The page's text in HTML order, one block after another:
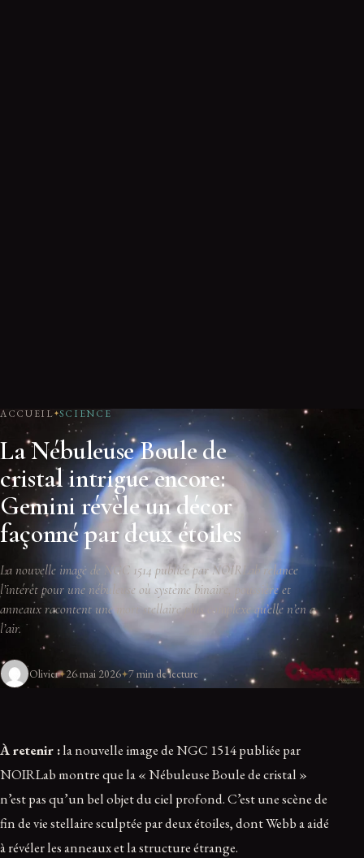
ACCUEIL SCIENCE
La Nébuleuse Boule de
cristal intrigue encore:
Gemini révèle un décor
façonné par deux étoiles
La nouvelle image de NGC 1514 publiée par NOIRLab relance
l’intérêt pour une nébuleuse où système binaire, poussière et
anneaux racontent une mort stellaire plus complexe qu’elle n’en a
l’air.
Olivier 26 mai 2026 7 min de lecture
À retenir :la nouvelle image de NGC 1514 publiée par
NOIRLab montre que la « Nébuleuse Boule de cristal »
n’est pas qu’un bel objet du ciel profond. C’est une scène de
fin de vie stellaire sculptée par deux étoiles, dont Webb a aidé
à révéler les anneaux et la structure étrange.